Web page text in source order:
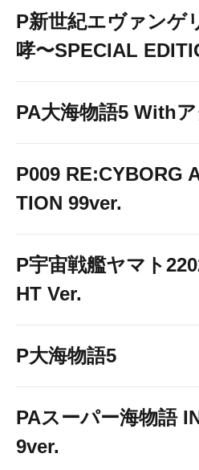
P新世紀エヴァンゲ
哮〜SPECIAL
PA大海物語5 With
P009 RE:CYBORG
TION 99ver.
P宇宙戦艦ヤマト
HT Ver.
P大海物語5
PAスーパー海物語
9ver.